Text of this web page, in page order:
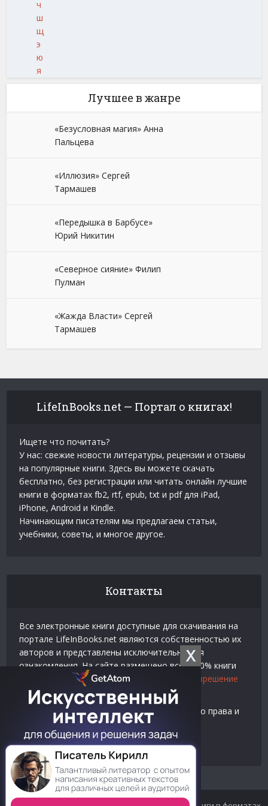
X
ч
ш
щ
э
ю
я
Лучшее в жанре
«Безусловная магия» Анна
Пальцева
«Иллюзия» Сергей
Тармашев
«Передышка в Барбусе»
Юрий Никитин
«Северное сияние» Филип
Пулман
«Жажда Власти» Сергей
Тармашев
LifeInBooks.net — Портал о книгах!
Ищете что почитать?
У нас: свежие новости литературы, рецензии и отзывы
на популярные книги. Здесь вы можете скачать
бесплатно, без регистрации или читать онлайн лучшие
книги в форматах fb2, rtf, epub, txt и pdf для iPad,
iPhone, Android и Kindle.
Начинающим писателям мы предлагаем статьи,
учебники, советы, и многое другое.
Контакты
Все электронные книги доступные для скачивания на
портале LifeInBooks.net являются собственностью их
авторов и представлены исключительно для
ознакомления. На сайте размещено всего 20% книги
взятой у нашего партнера Официальное разрешение
на использование материалов Litres.
Контакты для связи по вопросам авторского права и
рекламы:
E-mail:admin@lifeinbooks.net